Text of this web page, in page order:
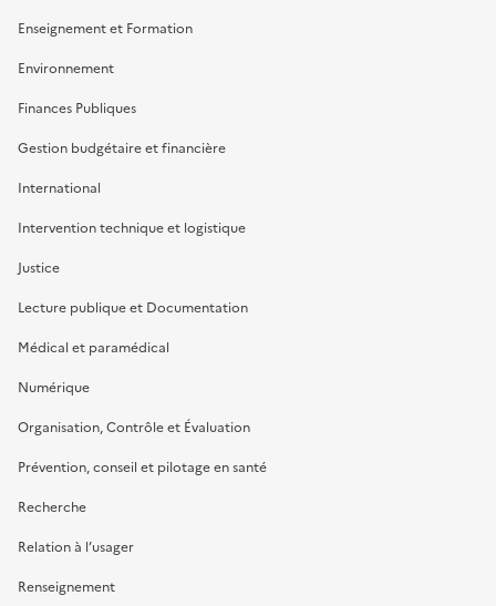
Enseignement et Formation
Environnement
Finances Publiques
Gestion budgétaire et financière
International
Intervention technique et logistique
Justice
Lecture publique et Documentation
Médical et paramédical
Numérique
Organisation, Contrôle et Évaluation
Prévention, conseil et pilotage en santé
Recherche
Relation à l’usager
Renseignement